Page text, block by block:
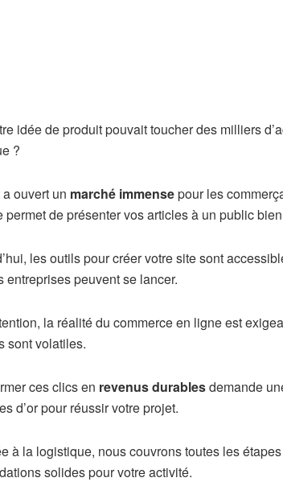
idée de produit pouvait toucher des milliers
?
ouvert un marché immensepour les
permet de présenter vos articles à un public
les outils pour créer votre site sont
entreprises peuvent se lancer.
la réalité du commerce en ligne est
sont volatiles.
ces clics en revenus durablesdemande
d’or pour réussir votre projet.
à la logistique, nous couvrons toutes les
solides pour votre activité.